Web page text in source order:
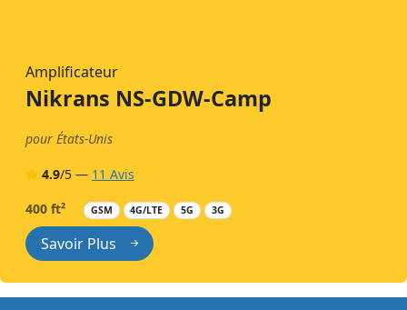
Amplificateur
Nikrans NS-GDW-Camp
pour États-Unis
4.9/5 — 11 Avis
400 ft²
GSM 4G/LTE 5G 3G
Savoir Plus